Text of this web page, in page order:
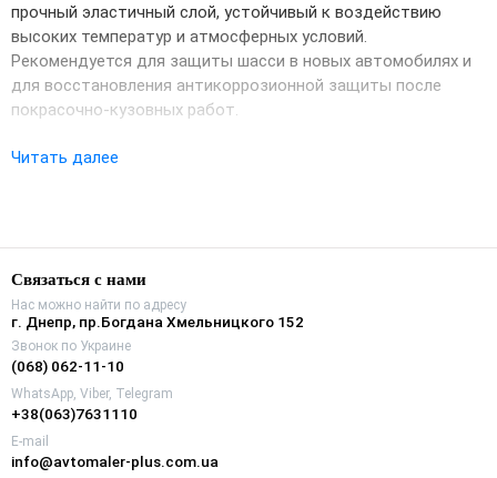
прочный эластичный слой, устойчивый к воздействию
высоких температур и атмосферных условий.
Рекомендуется для защиты шасси в новых автомобилях и
для восстановления антикоррозионной защиты после
покрасочно-кузовных работ.
Читать далее
Связаться с нами
Нас можно найти по адресу
г. Днепр, пр.Богдана Хмельницкого 152
Звонок по Украине
(068) 062-11-10
WhatsApp, Viber, Telegram
+38(063)7631110
E-mail
info@avtomaler-plus.com.ua